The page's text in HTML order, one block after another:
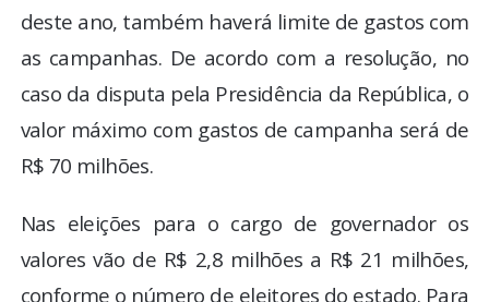
deste ano, também haverá limite de gastos com
as campanhas. De acordo com a resolução, no
caso da disputa pela Presidência da República, o
valor máximo com gastos de campanha será de
R$ 70 milhões.
Nas eleições para o cargo de governador os
valores vão de R$ 2,8 milhões a R$ 21 milhões,
conforme o número de eleitores do estado. Para